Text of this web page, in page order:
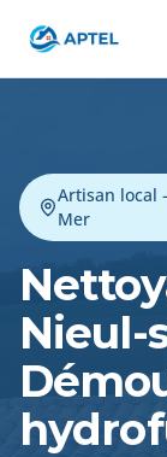
Artisan local
Mer
Nieul-